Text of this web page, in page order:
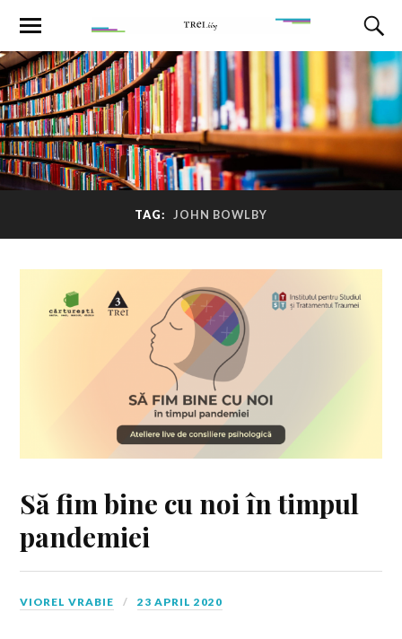
TAG: JOHN BOWLBY
Să fim bine cu noi în timpul
pandemiei
VIOREL VRABIE 23 APRIL 2020